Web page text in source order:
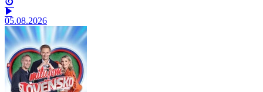
05.08.2026